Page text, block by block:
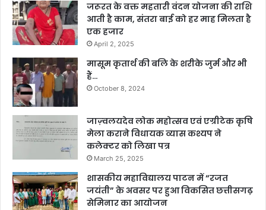
जरूरत के वक्त महतारी वंदन योजना की राशि
आती है काम, संतरा बाई को हर माह मिलता है
एक हजार
April 2, 2025
मासूम कृतार्थ की बलि के शरीके जुर्म और भी
हैं…
October 8, 2024
जाज़्वलयदेव लोक महोत्सव एवं एग्रीटेक कृषि
मेला कराने विधायक व्यास कश्यप ने
कलेक्टर को लिखा पत्र
March 25, 2025
शासकीय महाविद्यालय पाटन में “रजत
जयंती” के अवसर पर हुआ विकसित छत्तीसगढ़
सेमिनार का आयोजन